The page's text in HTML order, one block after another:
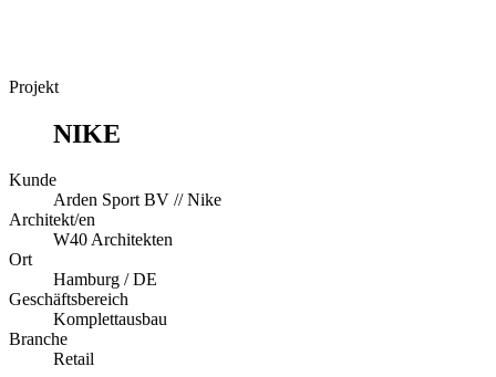
Projekt
NIKE
Kunde
Arden Sport BV // Nike
Architekt/en
W40 Architekten
Ort
Hamburg / DE
Geschäftsbereich
Komplettausbau
Branche
Retail